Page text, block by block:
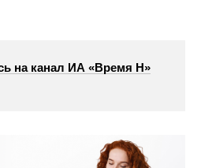
на канал ИА «Время Н»